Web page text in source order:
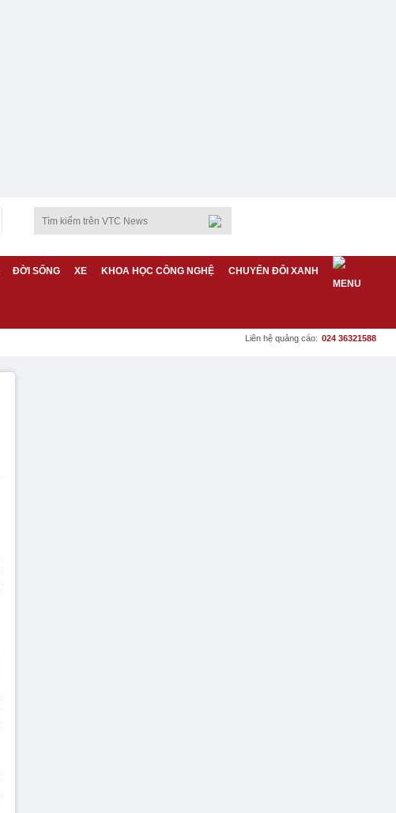
ĐỜI SỐNG XE KHOA HỌC CÔNG NGHỆ CHUYỂN ĐỔI XANH
Liên hệ quảng cáo: 024 36321588